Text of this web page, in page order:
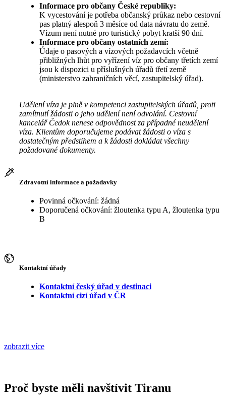
Informace pro občany České republiky:
K vycestování je potřeba občanský průkaz nebo cestovní
pas platný alespoň 3 měsíce od data návratu do země.
Vízum není nutné pro turistický pobyt kratší 90 dní.
Informace pro občany ostatních zemí:
Údaje o pasových a vízových požadavcích včetně
přibližných lhůt pro vyřízení víz pro občany třetích zemí
jsou k dispozici u příslušných úřadů třetí země
(ministerstvo zahraničních věcí, zastupitelský úřad).
Udělení víza je plně v kompetenci zastupitelských úřadů, proti
zamítnutí žádosti o jeho udělení není odvolání. Cestovní
kancelář Čedok nenese odpovědnost za případné neudělení
víza. Klientům doporučujeme podávat žádosti o víza s
dostatečným předstihem a k žádosti dokládat všechny
požadované dokumenty.
Zdravotní informace a požadavky
Povinná očkování: žádná
Doporučená očkování: žloutenka typu A, žloutenka typu
B
Kontaktní úřady
Kontaktní český úřad v destinaci
Kontaktní cizí úřad v ČR
zobrazit více
Proč byste měli navštívit Tiranu